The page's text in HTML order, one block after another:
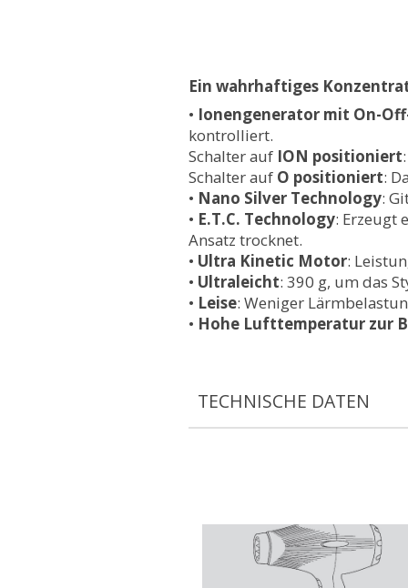
Ein wahrhaftiges
• Ionengenerator mit On-
kontrolliert.
Schalter auf ION positioniert
Schalter auf O positioniert:
• Nano Silver Technology:
• E.T.C. Technology: Erzeugt
Ansatz trocknet.
• Ultra Kinetic Motor:
• Ultraleicht: 390 g, um das
• Leise: Weniger
• Hohe Lufttemperatur zur
TECHNISCHE DATEN